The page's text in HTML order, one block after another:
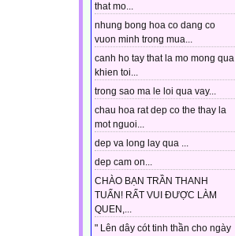
that mo...
nhung bong hoa co dang co
vuon minh trong mua...
canh ho tay that la mo mong qua
khien toi...
trong sao ma le loi qua vay...
chau hoa rat dep co the thay la
mot nguoi...
dep va long lay qua ...
dep cam on...
CHÀO BẠN TRẦN THANH
TUẤN! RẤT VUI ĐƯỢC LÀM
QUEN,...
" Lên dây cót tinh thần cho ngày